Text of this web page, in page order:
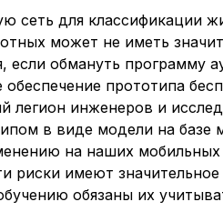
сеть для классификации
может не иметь
если обмануть программу
прототипа
легион инженеров и
в виде модели на базе
на наших мобильных
риски имеют
обязаны их